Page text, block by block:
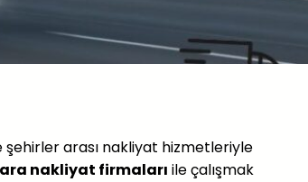
şehirler arası nakliyat hizmetleriyle
nakliyat firmaları ile çalışmak